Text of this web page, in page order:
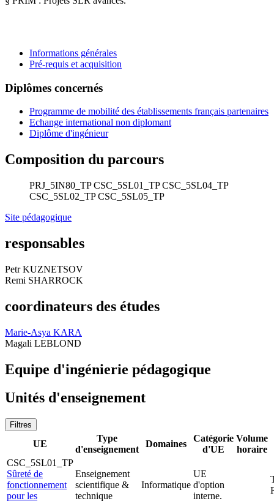
Informations générales
Pré-requis et acquisition
Diplômes concernés
Programme de mobilité des établissements français partenaires
Echange international non diplomant
Diplôme d'ingénieur
Composition du parcours
PRJ_5IN80_TP CSC_5SL01_TP CSC_5SL04_TP
CSC_5SL02_TP CSC_5SL05_TP
Site pédagogique
responsables
Petr KUZNETSOV
Remi SHARROCK
coordinateurs des études
Marie-Asya KARA
Magali LEBLOND
Equipe d'ingénierie pédagogique
Unités d'enseignement
Filtres
UE
Type
d'enseignement
Domaines
Catégorie
d'UE
Volume
horaire
CSC_5SL01_TP
Sûreté de
fonctionnement
pour les
Enseignement
scientifique &
technique
Informatique
UE
d'option
interne.